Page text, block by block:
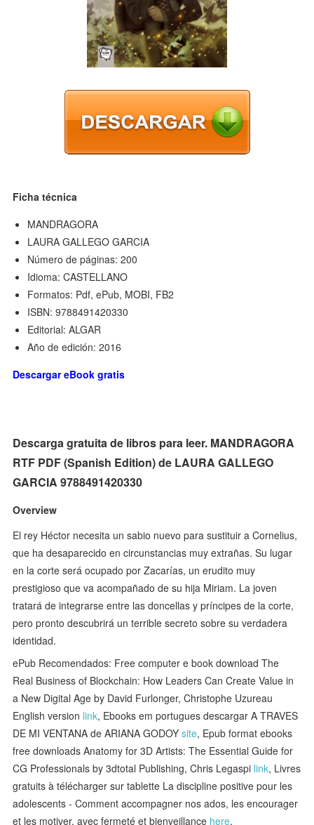
Ficha técnica
MANDRAGORA
LAURA GALLEGO GARCIA
Número de páginas: 200
Idioma: CASTELLANO
Formatos: Pdf, ePub, MOBI, FB2
ISBN: 9788491420330
Editorial: ALGAR
Año de edición: 2016
Descargar eBook gratis
Descarga gratuita de libros para leer. MANDRAGORA
RTF PDF (Spanish Edition) de LAURA GALLEGO
GARCIA 9788491420330
Overview
El rey Héctor necesita un sabio nuevo para sustituir a Cornelius,
que ha desaparecido en circunstancias muy extrañas. Su lugar
en la corte será ocupado por Zacarías, un erudito muy
prestigioso que va acompañado de su hija Miriam. La joven
tratará de integrarse entre las doncellas y príncipes de la corte,
pero pronto descubrirá un terrible secreto sobre su verdadera
identidad.
ePub Recomendados: Free computer e book download The
Real Business of Blockchain: How Leaders Can Create Value in
a New Digital Age by David Furlonger, Christophe Uzureau
English version link, Ebooks em portugues descargar A TRAVES
DE MI VENTANA de ARIANA GODOYsite, Epub format ebooks
free downloads Anatomy for 3D Artists: The Essential Guide for
CG Professionals by 3dtotal Publishing, Chris Legaspi link, Livres
gratuits à télécharger sur tablette La discipline positive pour les
adolescents - Comment accompagner nos ados, les encourager
et les motiver, avec fermeté et bienveillance here,